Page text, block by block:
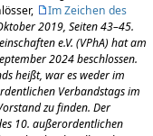
Im Zeichen des
2019, Seiten 43–45.
e.V. (VPhA) hat am
2024 beschlossen.
heißt, war es weder im
Verbandstags im
zu finden. Der
10. außerordentlichen